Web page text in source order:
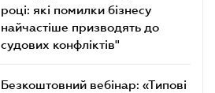
році: які помилки бізнесу
найчастіше призводять до
судових конфліктів"
Безкоштовний вебінар: «Типові